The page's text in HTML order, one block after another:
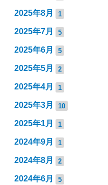
2025年8月 1
2025年7月 5
2025年6月 5
2025年5月 2
2025年4月 1
2025年3月 10
2025年1月 1
2024年9月 1
2024年8月 2
2024年6月 5